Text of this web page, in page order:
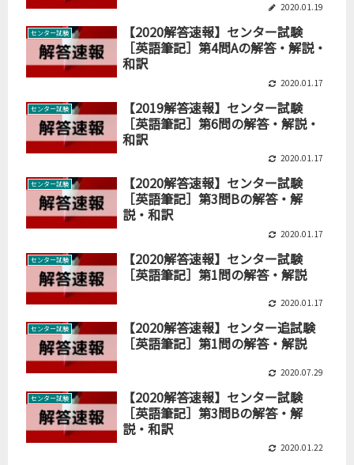
2020.01.19
センター試験
【2020解答速報】センター試験
［英語筆記］第4問Aの解答・解説・
和訳
2020.01.17
センター試験
【2019解答速報】センター試験
［英語筆記］第6問の解答・解説・
和訳
2020.01.17
センター試験
【2020解答速報】センター試験
［英語筆記］第3問Bの解答・解
説・和訳
2020.01.17
センター試験
【2020解答速報】センター試験
［英語筆記］第1問の解答・解説
2020.01.17
センター試験
【2020解答速報】センター追試験
［英語筆記］第1問の解答・解説
2020.07.29
センター試験
【2020解答速報】センター試験
［英語筆記］第3問Bの解答・解
説・和訳
2020.01.22